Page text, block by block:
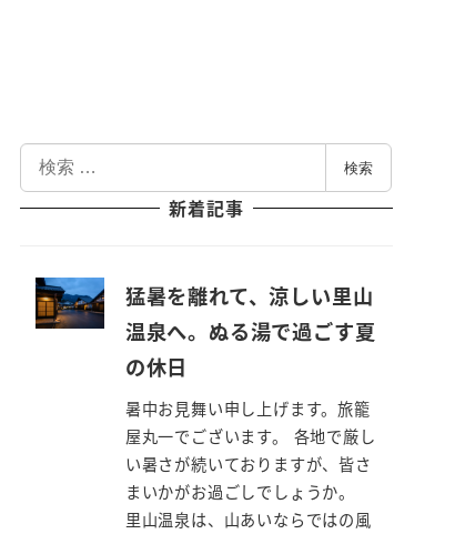
索
検索
新着記事
猛暑を離れて、涼しい里山
温泉へ。ぬる湯で過ごす夏
の休日
暑中お見舞い申し上げます。旅籠
屋丸一でございます。 各地で厳し
い暑さが続いておりますが、皆さ
まいかがお過ごしでしょうか。
里山温泉は、山あいならではの風